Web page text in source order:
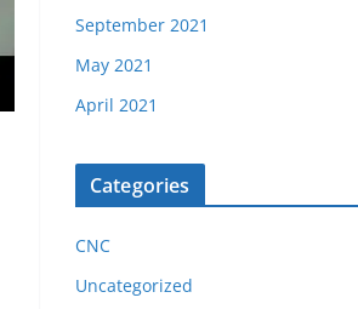
September 2021
May 2021
April 2021
Categories
CNC
Uncategorized